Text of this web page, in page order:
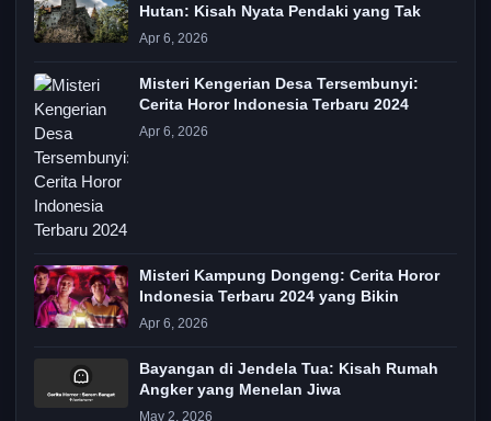
Hutan: Kisah Nyata Pendaki yang Tak
Apr 6, 2026
Misteri Kengerian Desa Tersembunyi:
Cerita Horor Indonesia Terbaru 2024
Apr 6, 2026
Misteri Kampung Dongeng: Cerita Horor
Indonesia Terbaru 2024 yang Bikin
Apr 6, 2026
Bayangan di Jendela Tua: Kisah Rumah
Angker yang Menelan Jiwa
May 2, 2026